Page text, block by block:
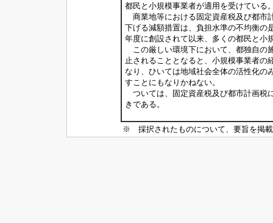
都民と小規模事業者が適用を受けている
商業地等における固定資産税及び都市
下げる減額措置は、負担水準の不均衡の
年度に創設されて以来、多くの都民と小
この厳しい環境下において、都独自の
止されることとなると、小規模事業者の
なり、ひいては地域社会全体の活性化の
すことにもなりかねない。
ついては、固定資産税及び都市計画税
きである。
※ 採択されたものについて、要旨を掲